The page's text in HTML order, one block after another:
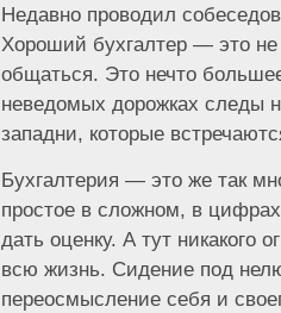
Недавно проводил
Хороший бухгалтер — это не
общаться. Это нечто
неведомых дорожках следы
западни, которые
Бухгалтерия — это же так
простое в сложном, в
дать оценку. А тут никакого
всю жизнь. Сидение под
переосмысление себя и